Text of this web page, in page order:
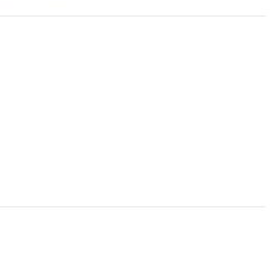
作者：幻梦猎人，起点中文网作者，代表
异分解指南》《天灾疯人院》《基因收容
：
1CTpsB1_Ju5NwzAhO0MvwZQ?pwd=9a1v
s/ffe07719ebb3?pwd=aUYh 移动：